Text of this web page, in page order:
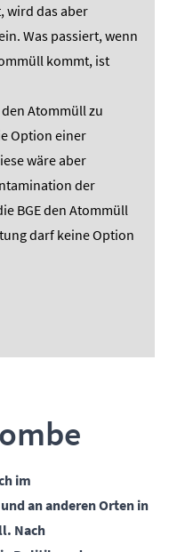
wird das aber
Was passiert, wenn
kommt, ist
Atommüll zu
Option einer
wäre aber
der
BGE den Atommüll
darf keine Option
im
an anderen Orten in
Nach